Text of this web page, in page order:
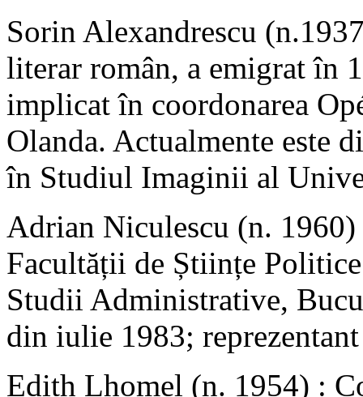
Sorin Alexandrescu
literar român, a emigrat în
implicat în coordonarea
Olanda. Actualmente este
în Studiul Imaginii al
Adrian Niculescu (n.
Facultății de Științe
Studii Administrative,
din iulie 1983;
Edith Lhomel (n. 1954) :